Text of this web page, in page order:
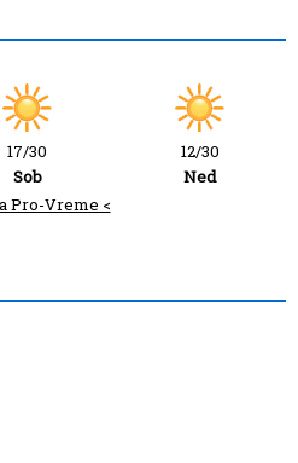
17/30
Sob
12/30
Ned
Pro-Vreme <